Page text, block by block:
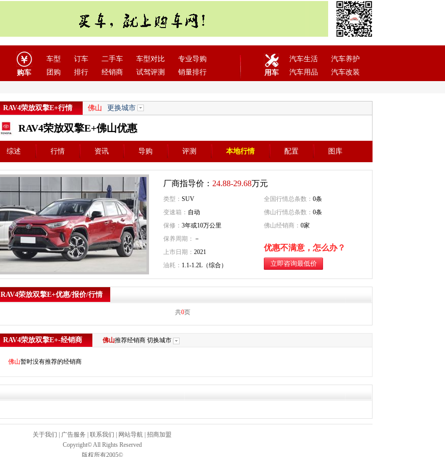
购车
车型 订车 二手车 车型对比
专业导购
团购
排行 经销商 试驾评测 销量排行 用车
汽车生活
汽车养护
汽车用品
汽车改装
RAV4荣放双擎E+行情 佛山 更换城市
RAV4荣放双擎E+佛山优惠
综述 行情 资讯 导购 评测 本地行情 配置 图库
厂商指导价： 24.88-29.68万元
类型： SUV 全国行情总条数： 0条
变速箱： 自动 佛山行情总条数： 0条
保修： 3年或10万公里 佛山经销商： 0家
保养周期： －
优惠不满意，怎么办？
上市日期： 2021
油耗： 1.1-1.2L（综合）
RAV4荣放双擎E+优惠/报价/行情
共0页
RAV4荣放双擎E+-经销商 佛山推荐经销商 切换城市
佛山暂时没有推荐的经销商
关于我们 广告服务 联系我们 网站导航 招商加盟
Copyright© All Rights Reserved
版权所有2005©